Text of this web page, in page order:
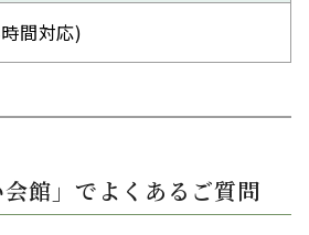
間対応)
会館」でよくあるご質問